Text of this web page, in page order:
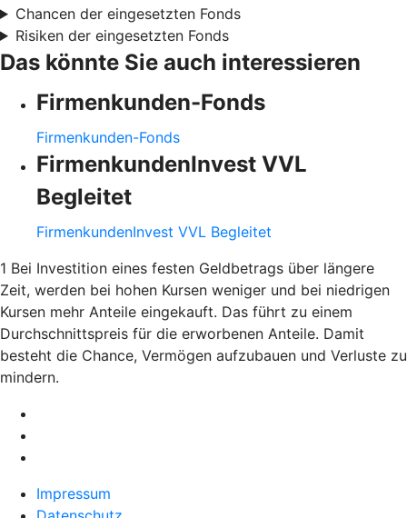
Chancen der eingesetzten Fonds
Risiken der eingesetzten Fonds
Das könnte Sie auch interessieren
Firmenkunden-Fonds
Firmenkunden-Fonds
FirmenkundenInvest VVL
Begleitet
FirmenkundenInvest VVL Begleitet
1 Bei Investition eines festen Geldbetrags über längere
Zeit, werden bei hohen Kursen weniger und bei niedrigen
Kursen mehr Anteile eingekauft. Das führt zu einem
Durchschnittspreis für die erworbenen Anteile. Damit
besteht die Chance, Vermögen aufzubauen und Verluste zu
mindern.
Impressum